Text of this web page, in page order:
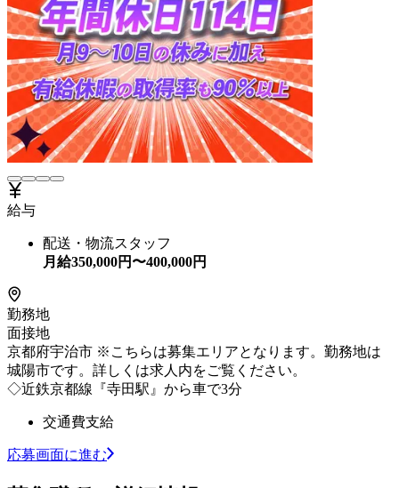
給与
配送・物流スタッフ
月給350,000円〜400,000円
勤務地
面接地
京都府宇治市 ※こちらは募集エリアとなります。勤務地は
城陽市です。詳しくは求人内をご覧ください。
◇近鉄京都線『寺田駅』から車で3分
交通費支給
応募画面に進む